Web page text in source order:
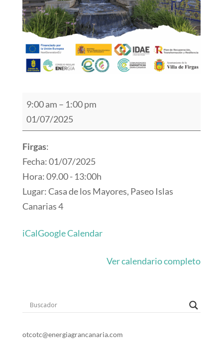
Oficina
itinerante
de
Transformación
Comunitaria
-
Firgas
9:00 am – 1:00 pm
01/07/2025
Firgas:
Fecha: 01/07/2025
Hora: 09.00 - 13:00h
Lugar: Casa de los Mayores, Paseo Islas
Canarias 4
iCalGoogle Calendar
Ver calendario completo
otcotc@energiagrancanaria.com